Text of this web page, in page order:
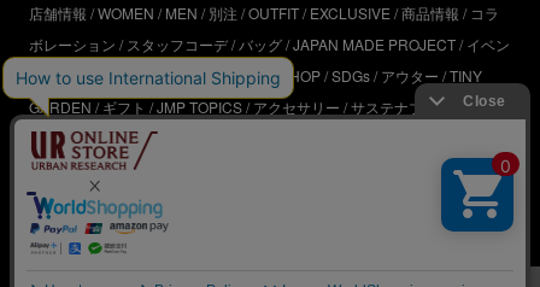
BRAND
店舗情報 WOMEN MEN 別注 OUTFIT EXCLUSIVE 商品情報
コラ
ボレーション
スタッフコーデ バッグ JAPAN MADE PROJECT イベン
ト アウトドア インタビュー WORKSHOP SDGs アウター TINY
GARDEN
ギフト JMP TOPICS アクセサリー サステナブル
UR
SDGs
ジュエリー
ア URBS